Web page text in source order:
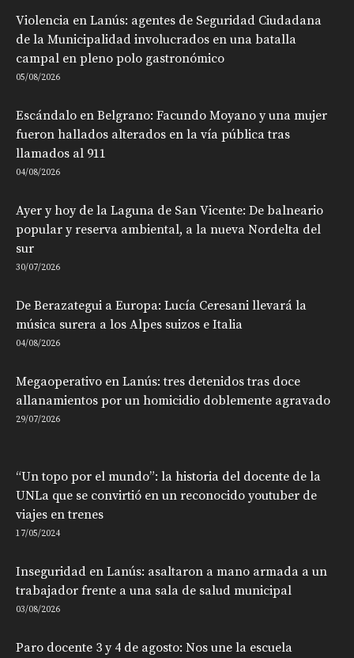
Violencia en Lanús: agentes de Seguridad Ciudadana
de la Municipalidad involucrados en una batalla
campal en pleno polo gastronómico
05/08/2026
Escándalo en Belgrano: Facundo Moyano y una mujer
fueron hallados alterados en la vía pública tras
llamados al 911
04/08/2026
Ayer y hoy de la Laguna de San Vicente: De balneario
popular y reserva ambiental, a la nueva Nordelta del
sur
30/07/2026
De Berazategui a Europa: Lucía Ceresani llevará la
música surera a los Alpes suizos e Italia
04/08/2026
Megaoperativo en Lanús: tres detenidos tras doce
allanamientos por un homicidio doblemente agravado
29/07/2026
“Un topo por el mundo”: la historia del docente de la
UNLa que se convirtió en un reconocido youtuber de
viajes en trenes
17/05/2024
Inseguridad en Lanús: asaltaron a mano armada a un
trabajador frente a una sala de salud municipal
03/08/2026
Paro docente 3 y 4 de agosto: Nos une la escuela